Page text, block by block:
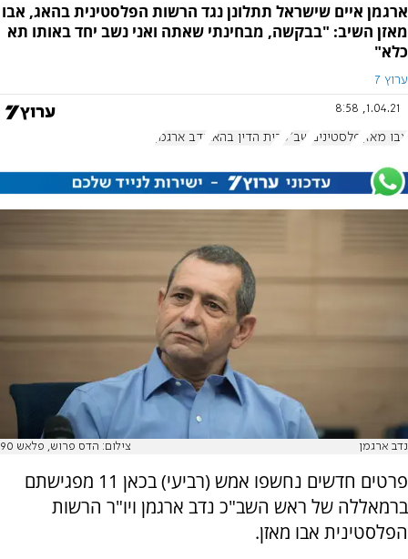
ארגמן איים שישראל תתלונן נגד הרשות הפלסטינית בהאג, אבו
מאזן השיב: "בבקשה, מבחינתי שאתה ואני נשב יחד באותו תא
כלא"
ערוץ 7
1.04.21, 8:58
אבו מאזן פלסטינים שב"כ בית הדין בהאג נדב ארגמן
נדב ארגמן צילום: הדס פרוש, פלאש 90
פרטים חדשים נחשפו אמש (רביעי) בכאן 11 מפגישתם
ברמאללה של ראש השב"כ נדב ארגמן ויו"ר הרשות
הפלסטינית אבו מאזן.